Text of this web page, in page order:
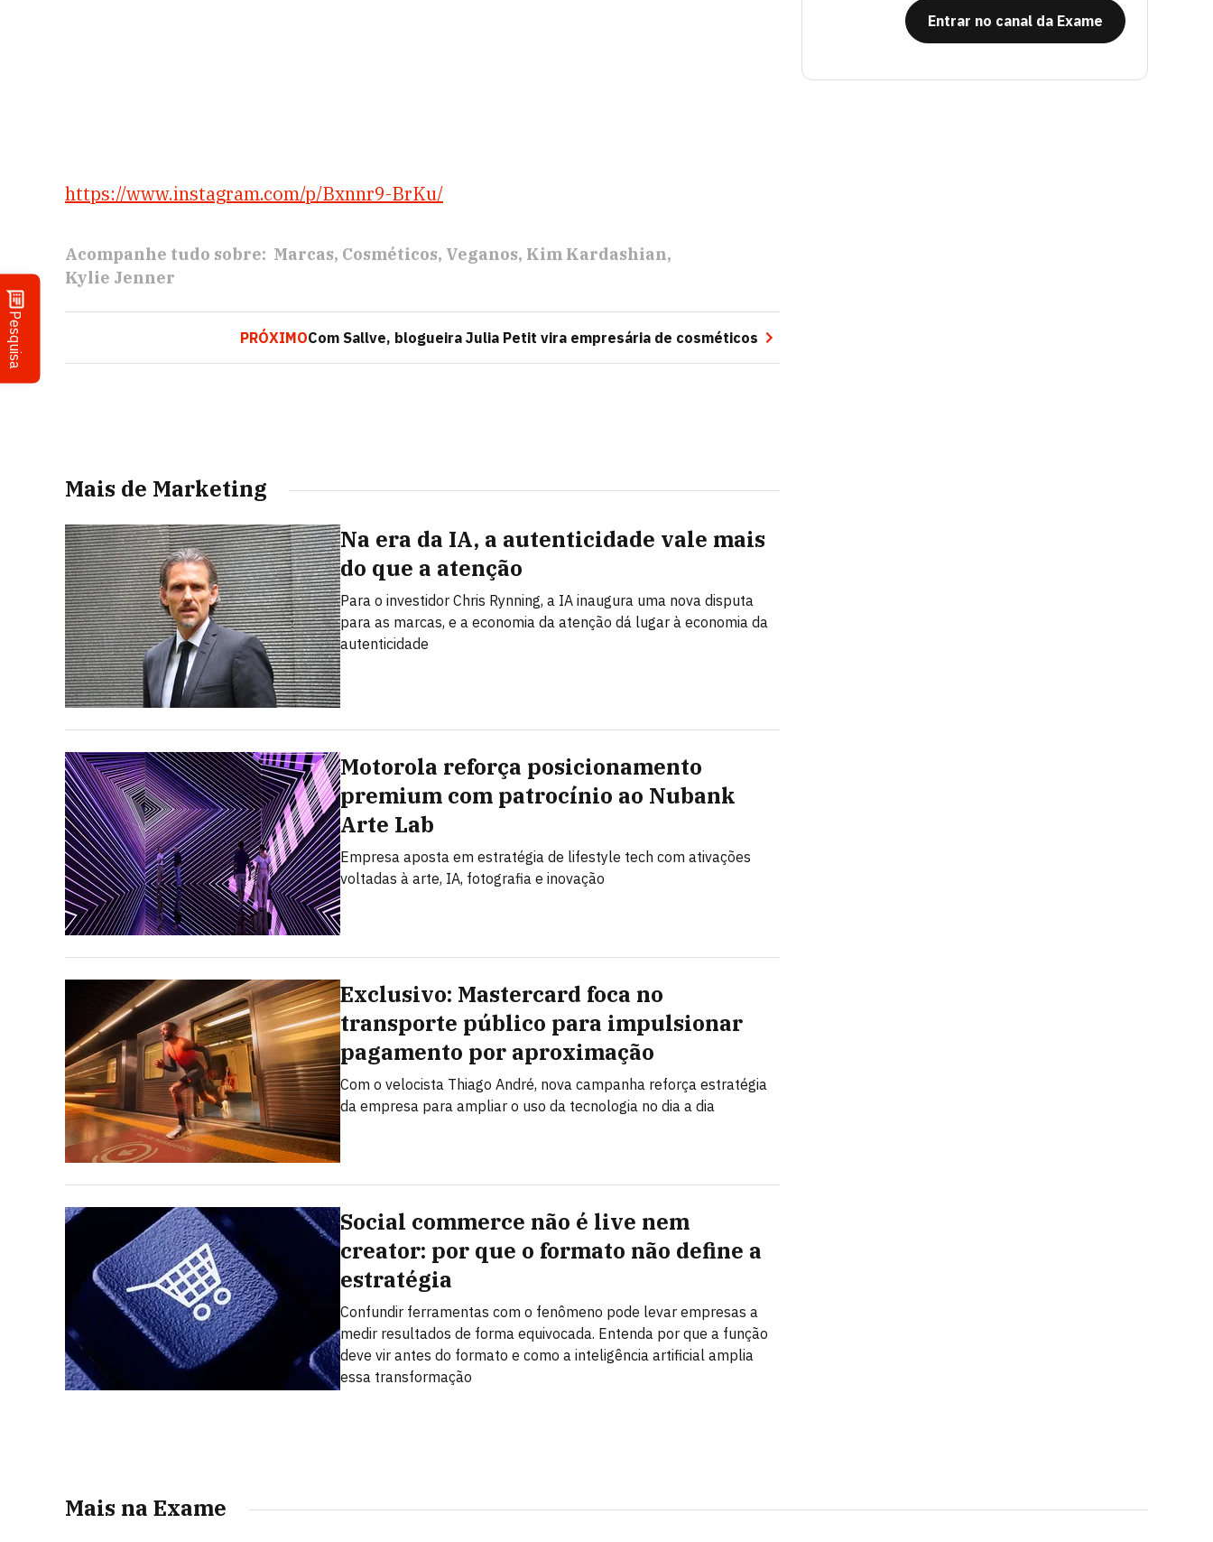
Pesquisa
https://www.instagram.com/p/Bxnnr9-BrKu/
Acompanhe tudo sobre: Marcas Cosméticos Veganos Kim Kardashian
Kylie Jenner
PRÓXIMOCom Sallve, blogueira Julia Petit vira empresária de cosméticos
Mais de Marketing
Na era da IA, a autenticidade vale mais
do que a atenção
Para o investidor Chris Rynning, a IA inaugura uma nova disputa
para as marcas, e a economia da atenção dá lugar à economia da
autenticidade
Motorola reforça posicionamento
premium com patrocínio ao Nubank
Arte Lab
Empresa aposta em estratégia de lifestyle tech com ativações
voltadas à arte, IA, fotografia e inovação
Exclusivo: Mastercard foca no
transporte público para impulsionar
pagamento por aproximação
Com o velocista Thiago André, nova campanha reforça estratégia
da empresa para ampliar o uso da tecnologia no dia a dia
Social commerce não é live nem
creator: por que o formato não define a
estratégia
Confundir ferramentas com o fenômeno pode levar empresas a
medir resultados de forma equivocada. Entenda por que a função
deve vir antes do formato e como a inteligência artificial amplia
essa transformação
Entrar no canal da Exame
Mais na Exame